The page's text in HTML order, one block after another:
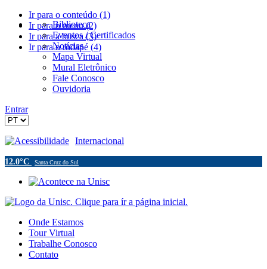
Ir para o conteúdo (1)
Ir para o menu (2)
Ir para a busca (3)
Ir para o rodapé (4)
Biblioteca
Eventos / Certificados
Notícias
Mapa Virtual
Mural Eletrônico
Fale Conosco
Ouvidoria
Entrar
Acessibilidade Internacional
12.0°C Santa Cruz do Sul
Onde Estamos
Tour Virtual
Trabalhe Conosco
Contato